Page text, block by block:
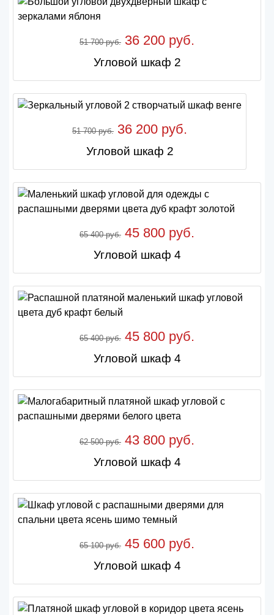
51 700 руб. 36 200 руб.
Угловой шкаф 2
51 700 руб. 36 200 руб.
Угловой шкаф 2
65 400 руб. 45 800 руб.
Угловой шкаф 4
65 400 руб. 45 800 руб.
Угловой шкаф 4
62 500 руб. 43 800 руб.
Угловой шкаф 4
65 100 руб. 45 600 руб.
Угловой шкаф 4